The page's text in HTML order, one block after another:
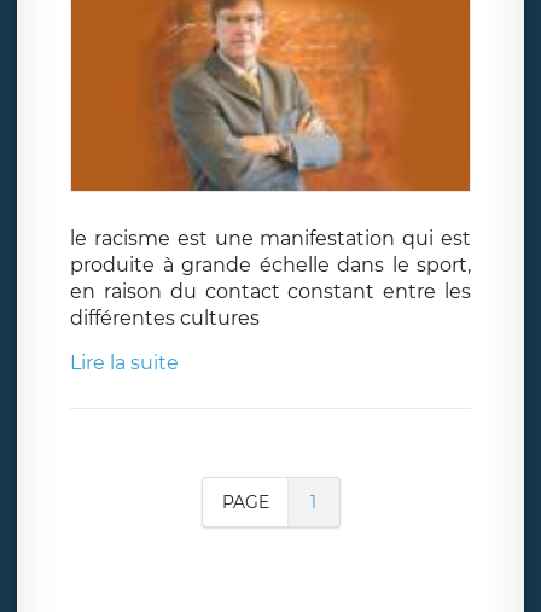
le racisme est une manifestation qui est
produite à grande échelle dans le sport,
en raison du contact constant entre les
différentes cultures
Lire la suite
PAGE 1